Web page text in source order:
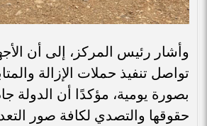
وأشار رئيس المركز، إلى أن
تواصل تنفيذ حملات الإزالة
بصورة يومية، مؤكدًا أن الدولة
حقوقها والتصدي لكافة صور